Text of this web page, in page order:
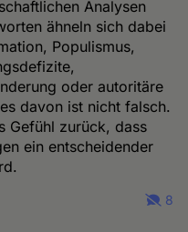
Analysen
ähneln sich dabei
Populismus,
oder autoritäre
davon ist nicht falsch.
Gefühl zurück, dass
ein entscheidender
8